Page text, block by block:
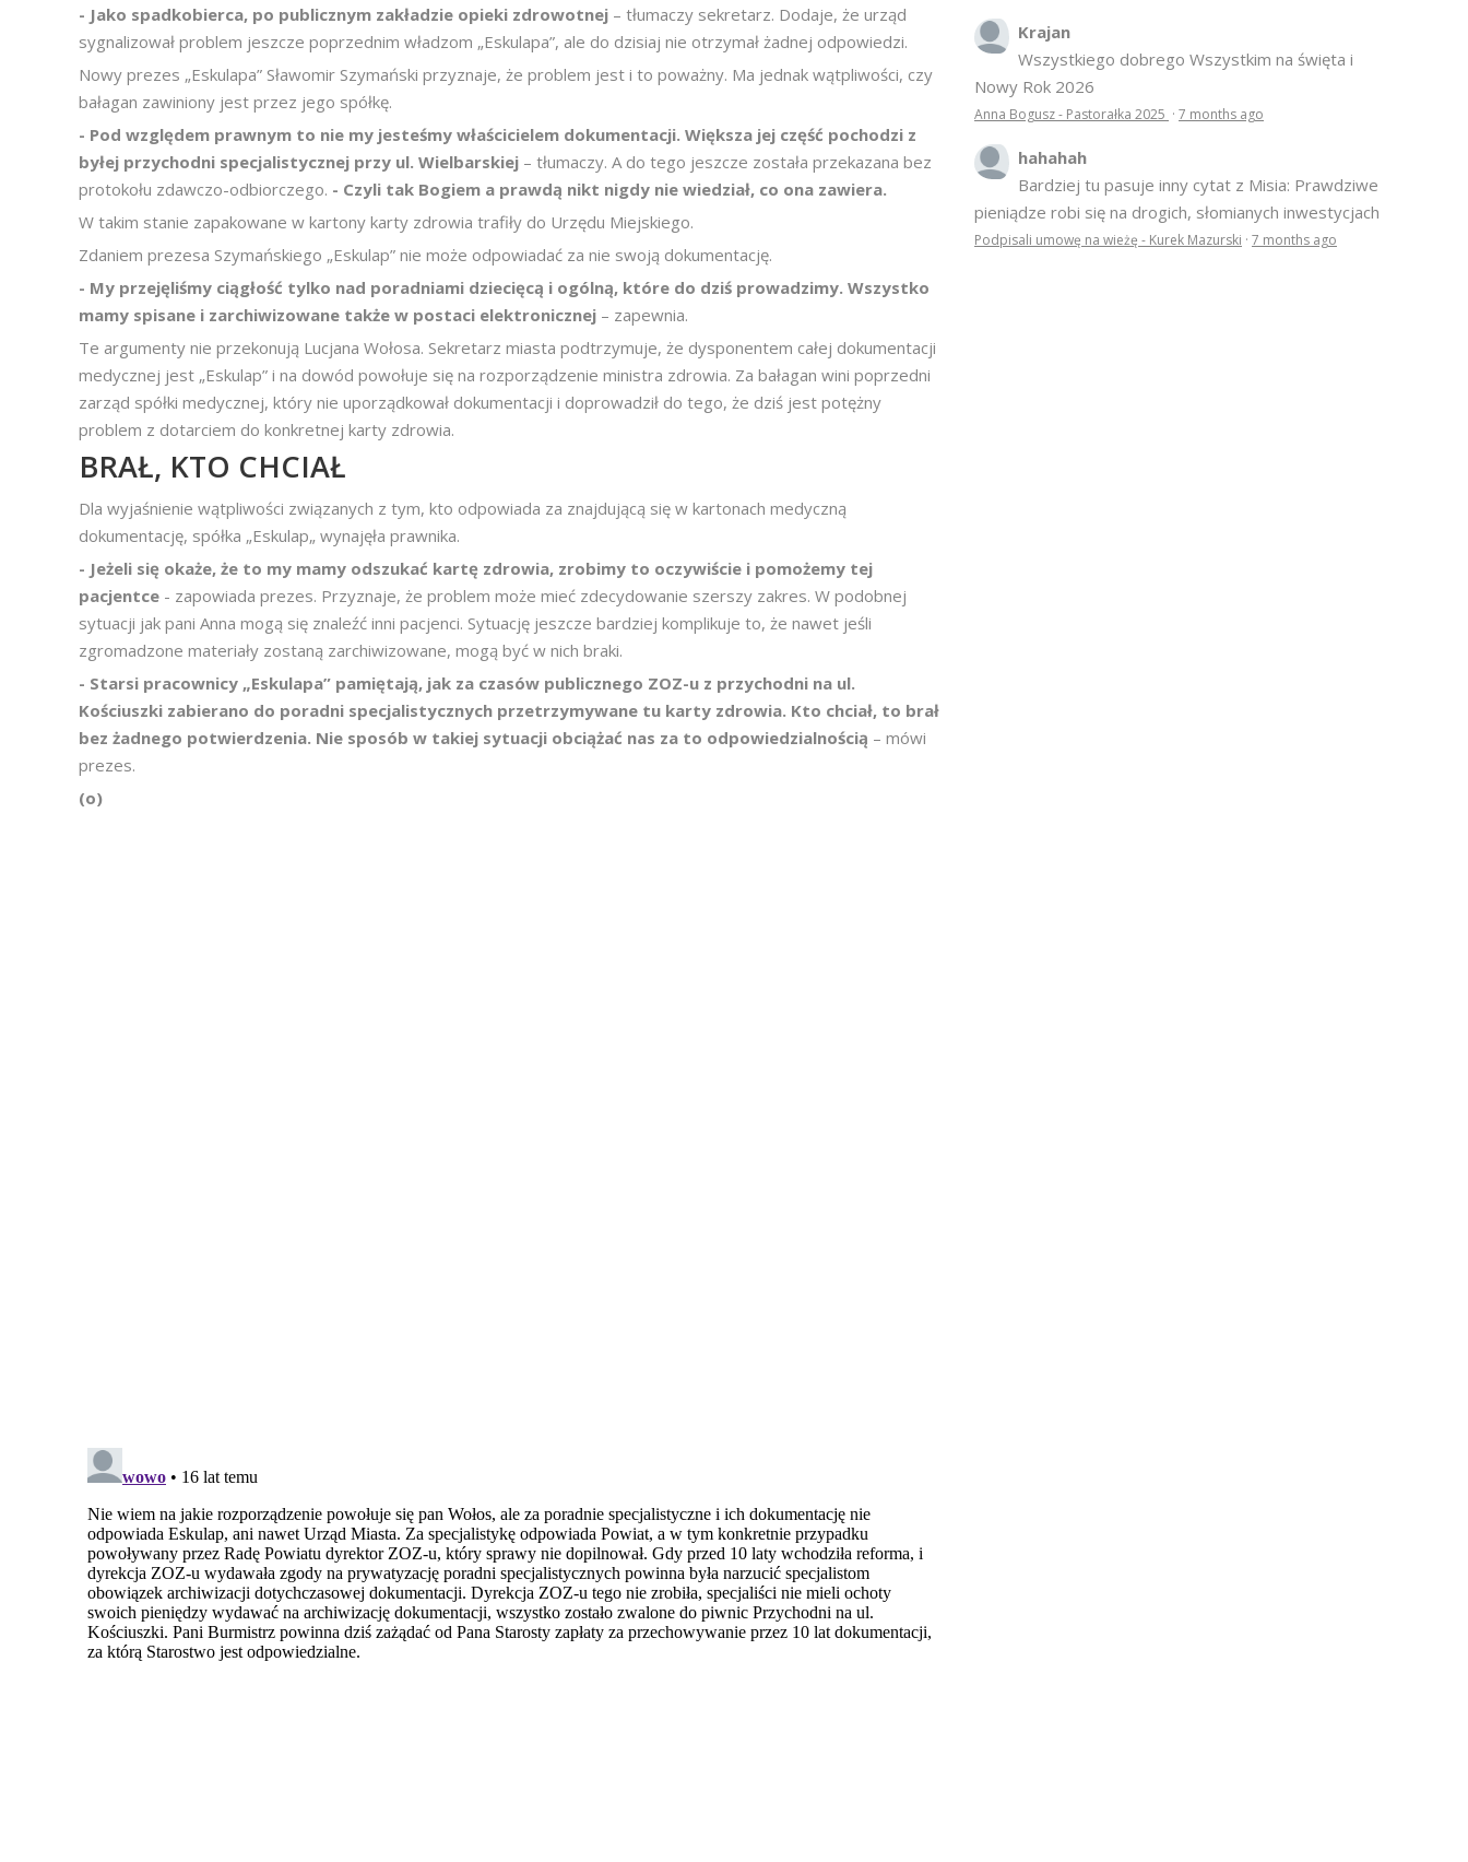
- Jako spadkobierca, po publicznym zakładzie opieki zdrowotnej – tłumaczy sekretarz. Dodaje, że urząd
sygnalizował problem jeszcze poprzednim władzom „Eskulapa”, ale do dzisiaj nie otrzymał żadnej odpowiedzi.
Nowy prezes „Eskulapa” Sławomir Szymański przyznaje, że problem jest i to poważny. Ma jednak wątpliwości, czy
bałagan zawiniony jest przez jego spółkę.
- Pod względem prawnym to nie my jesteśmy właścicielem dokumentacji. Większa jej część pochodzi z
byłej przychodni specjalistycznej przy ul. Wielbarskiej – tłumaczy. A do tego jeszcze została przekazana bez
protokołu zdawczo-odbiorczego. - Czyli tak Bogiem a prawdą nikt nigdy nie wiedział, co ona zawiera.
W takim stanie zapakowane w kartony karty zdrowia trafiły do Urzędu Miejskiego.
Zdaniem prezesa Szymańskiego „Eskulap” nie może odpowiadać za nie swoją dokumentację.
- My przejęliśmy ciągłość tylko nad poradniami dziecięcą i ogólną, które do dziś prowadzimy. Wszystko
mamy spisane i zarchiwizowane także w postaci elektronicznej – zapewnia.
Te argumenty nie przekonują Lucjana Wołosa. Sekretarz miasta podtrzymuje, że dysponentem całej dokumentacji
medycznej jest „Eskulap” i na dowód powołuje się na rozporządzenie ministra zdrowia. Za bałagan wini poprzedni
zarząd spółki medycznej, który nie uporządkował dokumentacji i doprowadził do tego, że dziś jest potężny
problem z dotarciem do konkretnej karty zdrowia.
BRAŁ, KTO CHCIAŁ
Dla wyjaśnienie wątpliwości związanych z tym, kto odpowiada za znajdującą się w kartonach medyczną
dokumentację, spółka „Eskulap„ wynajęła prawnika.
- Jeżeli się okaże, że to my mamy odszukać kartę zdrowia, zrobimy to oczywiście i pomożemy tej
pacjentce - zapowiada prezes. Przyznaje, że problem może mieć zdecydowanie szerszy zakres. W podobnej
sytuacji jak pani Anna mogą się znaleźć inni pacjenci. Sytuację jeszcze bardziej komplikuje to, że nawet jeśli
zgromadzone materiały zostaną zarchiwizowane, mogą być w nich braki.
- Starsi pracownicy „Eskulapa” pamiętają, jak za czasów publicznego ZOZ-u z przychodni na ul.
Kościuszki zabierano do poradni specjalistycznych przetrzymywane tu karty zdrowia. Kto chciał, to brał
bez żadnego potwierdzenia. Nie sposób w takiej sytuacji obciążać nas za to odpowiedzialnością – mówi
prezes.
(o)
Krajan
Wszystkiego dobrego Wszystkim na święta i
Nowy Rok 2026
Anna Bogusz - Pastorałka 2025 · 7 months ago
hahahah
Bardziej tu pasuje inny cytat z Misia: Prawdziwe
pieniądze robi się na drogich, słomianych inwestycjach
Podpisali umowę na wieżę - Kurek Mazurski · 7 months ago